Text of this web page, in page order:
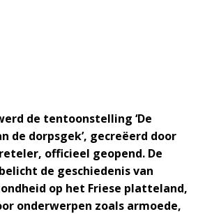
de tentoonstelling ‘De
de dorpsgek’, gecreëerd door
officieel geopend. De
de geschiedenis van
op het Friese platteland,
onderwerpen zoals armoede,